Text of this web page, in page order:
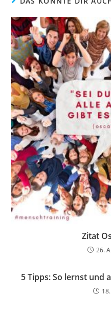
Zitat
26.
5 Tipps: So lernst und